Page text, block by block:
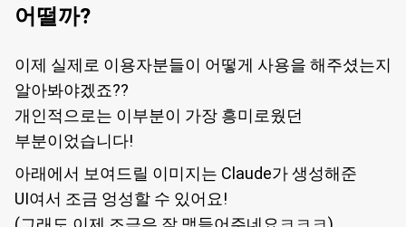
어떨까?
이제 실제로 이용자분들이 어떻게 사용을 해주셨는지
알아봐야겠죠??
개인적으로는 이부분이 가장 흥미로웠던
부분이었습니다!
아래에서 보여드릴 이미지는 Claude가 생성해준
UI여서 조금 엉성할 수 있어요!